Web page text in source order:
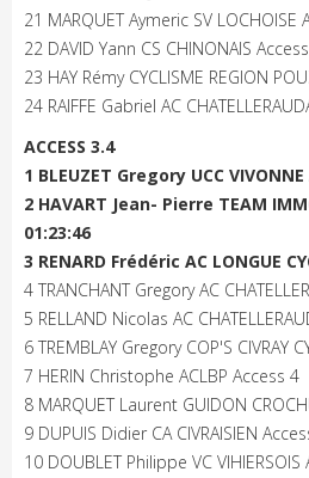
21 MARQUET Aymeric SV LOCHOISE
22 DAVID Yann CS CHINONAIS
23 HAY Rémy CYCLISME REGION
24 RAIFFE Gabriel AC
ACCESS 3.4
1 BLEUZET Gregory UCC
2 HAVART Jean- Pierre TEAM
01:23:46
3 RENARD Frédéric AC LONGUE
4 TRANCHANT Gregory AC
5 RELLAND Nicolas AC
6 TREMBLAY Gregory COP'S CIVRAY
7 HERIN Christophe ACLBP Access 4
8 MARQUET Laurent GUIDON
9 DUPUIS Didier CA CIVRAISIEN
10 DOUBLET Philippe VC VIHIERSOIS